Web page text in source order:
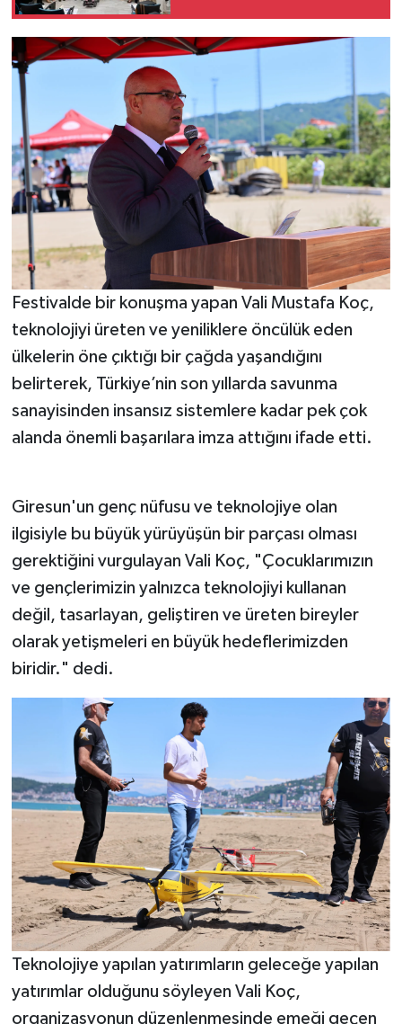
Festivalde bir konuşma yapan Vali Mustafa Koç,
teknolojiyi üreten ve yeniliklere öncülük eden
ülkelerin öne çıktığı bir çağda yaşandığını
belirterek, Türkiye’nin son yıllarda savunma
sanayisinden insansız sistemlere kadar pek çok
alanda önemli başarılara imza attığını ifade etti.
Giresun'un genç nüfusu ve teknolojiye olan
ilgisiyle bu büyük yürüyüşün bir parçası olması
gerektiğini vurgulayan Vali Koç, "Çocuklarımızın
ve gençlerimizin yalnızca teknolojiyi kullanan
değil, tasarlayan, geliştiren ve üreten bireyler
olarak yetişmeleri en büyük hedeflerimizden
biridir." dedi.
Teknolojiye yapılan yatırımların geleceğe yapılan
yatırımlar olduğunu söyleyen Vali Koç,
organizasyonun düzenlenmesinde emeği geçen